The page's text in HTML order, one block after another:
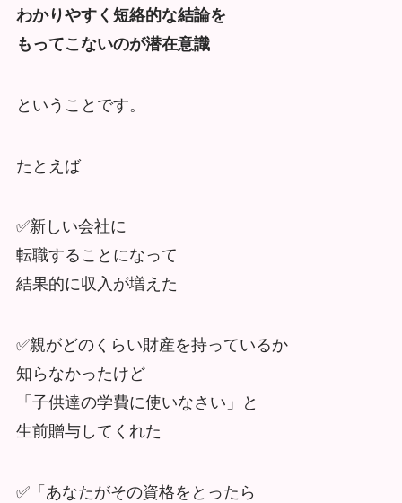
わかりやすく短絡的な結論を
もってこないのが潜在意識
ということです。
たとえば
✅新しい会社に
転職することになって
結果的に収入が増えた
✅親がどのくらい財産を持っているか
知らなかったけど
「子供達の学費に使いなさい」と
生前贈与してくれた
✅「あなたがその資格をとったら